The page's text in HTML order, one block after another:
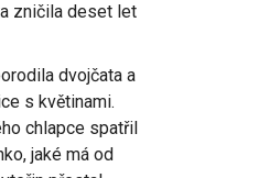
zničila deset let
dvojčata a
s květinami.
chlapce spatřil
jaké má od